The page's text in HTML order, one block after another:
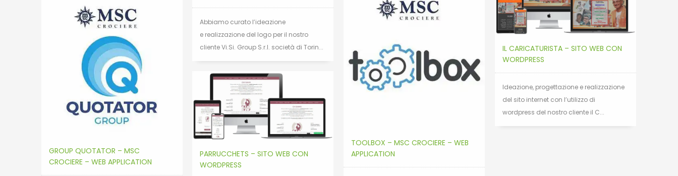
Abbiamo curato l’ideazione
e realizzazione del logo per il nostro
cliente Vi.Si. Group S.r.l. società di Torin...
IL CARICATURISTA – SITO WEB CON
WORDPRESS
Ideazione, progettazione e realizzazione
del sito internet con l’utilizzo di
wordpress del nostro cliente il C...
TOOLBOX – MSC CROCIERE – WEB
APPLICATION
GROUP QUOTATOR – MSC
CROCIERE – WEB APPLICATION
PARRUCCHETS – SITO WEB CON
WORDPRESS